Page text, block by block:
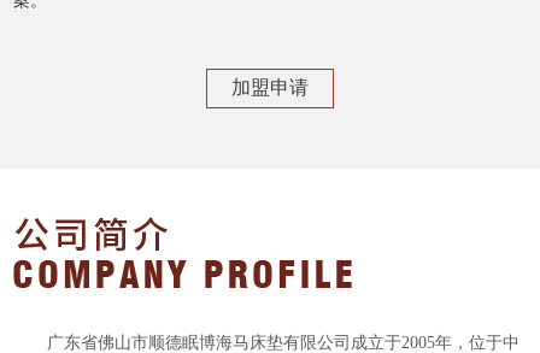
加盟申请
广东省佛山市顺德眠博海马床垫有限公司成立于2005年，位于中